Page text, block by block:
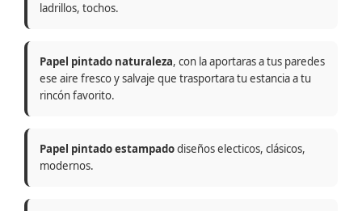
ladrillos, tochos.
Papel pintado naturaleza, con la aportaras a tus paredes
ese aire fresco y salvaje que trasportara tu estancia a tu
rincón favorito.
Papel pintado estampadodiseños electicos, clásicos,
modernos.